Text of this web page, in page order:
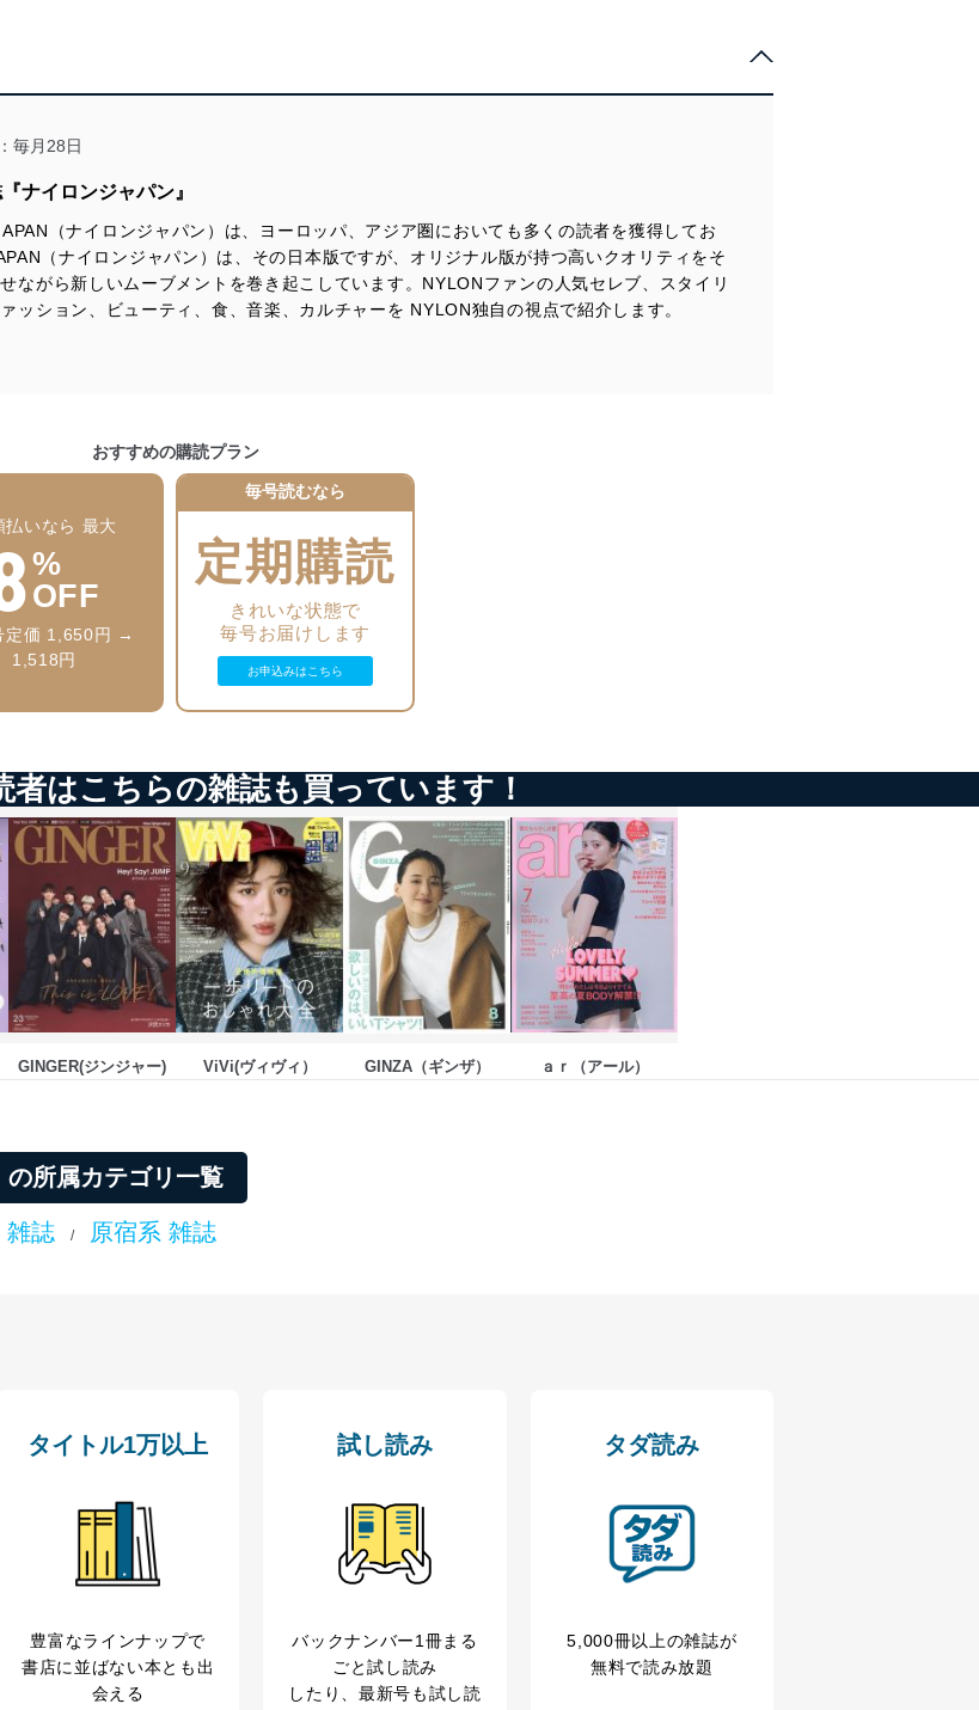
するために、下記セキュリティ対策をはじめとする安全対策を実施し、個人情報の
努めます。
器及び当該機器を取り扱う従業者を明確化し、 個人データへの不要なアクセスを防止
証しています。
ーティングシステムを最新の状態に保持しています。
リティ対策ソフトウェア等を導入し、自動更新 機能等の活用により、これを最新状態
ファイルを送信する場合に、当該ファイルへのパスワードを設定しています。
ネジメントシステムに関するご相談及び苦情については以下までご連絡ください。
問い合わせ係
レクター 前田 嘉也
的は次のとおりです。
利用目的
購入商品の配送のため
個人が特定できない形で取得した閲覧履歴や購買履歴等の情報を分析して、趣
味・嗜好に
応じた新商品・サービスに関する広告のため
毎月28日
ナイロンジャパン』
（ナイロンジャパン）は、ヨーロッパ、アジア圏においても多くの読者を獲得してお
（ナイロンジャパン）は、その日本版ですが、オリジナル版が持つ高いクオリティをそ
ながら新しいムーブメントを巻き起こしています。NYLONファンの人気セレブ、スタイリ
ッション、ビューティ、食、音楽、カルチャーを NYLON独自の視点で紹介します。
おすすめの購読プラン
払いなら 最大
%
OFF
定価 1,650円 →
1,518円
毎号読むなら
定期購読
きれいな状態で
毎号お届けします
お申込みはこちら
者はこちらの雑誌も買っています！
GINGER(ジンジャー) ViVi(ヴィヴィ） GINZA（ギンザ） ａｒ（アール）
所属カテゴリ一覧
雑誌 / 原宿系 雑誌
タイトル1万以上
豊富なラインナップで
書店に並ばない本とも出
会える
試し読み
バックナンバー1冊まる
ごと試し読み
したり、最新号も試し読
タダ読み
5,000冊以上の雑誌が
無料で読み放題